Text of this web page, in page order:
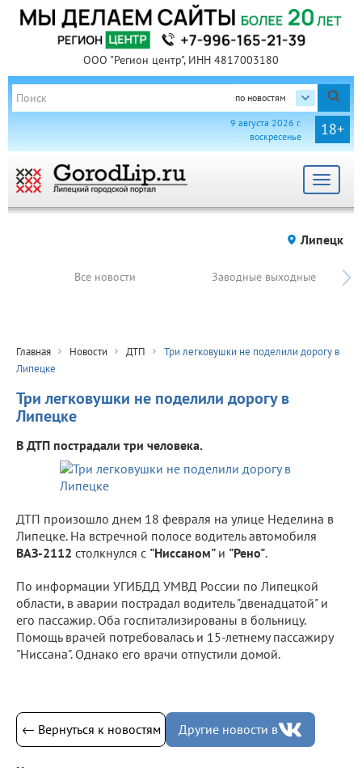
ООО "Регион центр", ИНН 4817003180
по новостям
18+
9 августа 2026 г.
воскресенье
Toggle
Липецк
Все новости Заводные выходные
Главная Новости ДТП
Три легковушки не поделили дорогу в
Липецке
Три легковушки не поделили дорогу в
Липецке
В ДТП пострадали три человека.
ДТП произошло днем 18 февраля на улице Неделина в
Липецке. На встречной полосе водитель автомобиля
ВАЗ-2112 столкнулся с "Ниссаном" и "Рено".
По информации УГИБДД УМВД России по Липецкой
области, в аварии пострадал водитель "двенадцатой" и
его пассажир. Оба госпитализированы в больницу.
Помощь врачей потребовалась и 15-летнему пассажиру
"Ниссана". Однако его врачи отпустили домой.
← Вернуться к новостям Другие новости в